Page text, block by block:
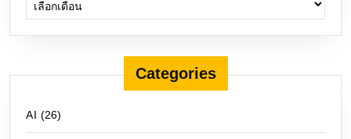
Categories
AI (26)